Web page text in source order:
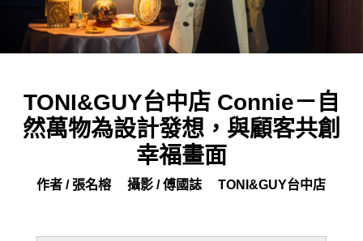
TONI&GUY台中店 Connie－自
然萬物為設計發想，與顧客共創
幸福畫面
作者 / 張名榕 攝影 / 傅國誌 TONI&GUY台中店